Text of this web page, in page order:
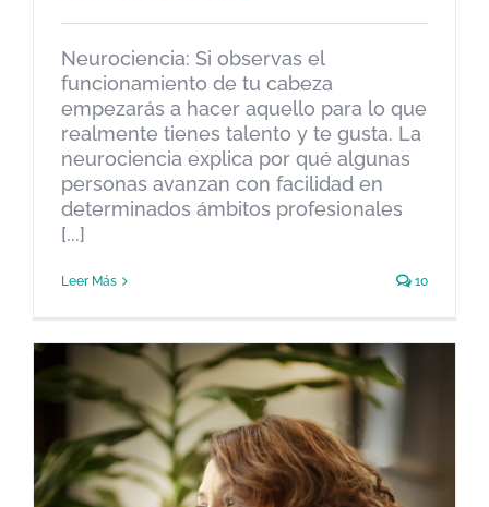
Neurociencia: Si observas el
funcionamiento de tu cabeza
empezarás a hacer aquello para lo que
realmente tienes talento y te gusta. La
neurociencia explica por qué algunas
personas avanzan con facilidad en
determinados ámbitos profesionales
[...]
Leer Más 10